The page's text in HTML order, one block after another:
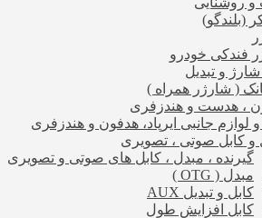
(بلندگو)
فندکی خودرو
و تبدیل
( شارژر همراه )
، هدست و هندزفری
لوازم جانبی ایرپاد، هدفون و هندزفری
و کابل صوتی ، تصویری
گیرنده ، مبدل ، کابل های صوتی و تصویری
مبدل ( OTG )
کابل و تبدیل AUX
کابل افزایش طول